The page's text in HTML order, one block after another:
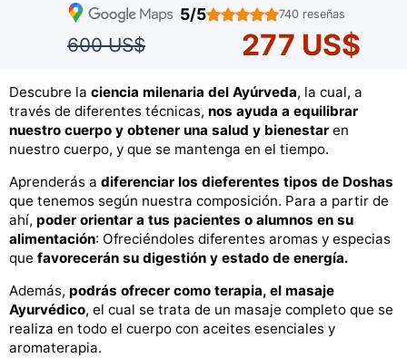
5/5 740 reseñas
600 US$ 277 US$
Descubre la ciencia milenaria del Ayúrveda, la cual, a
través de diferentes técnicas, nos ayuda a equilibrar
nuestro cuerpo y obtener una salud y bienestar en
nuestro cuerpo, y que se mantenga en el tiempo.
Aprenderás a diferenciar los dieferentes tipos de Doshas
que tenemos según nuestra composición. Para a partir de
ahí, poder orientar a tus pacientes o alumnos en su
alimentación: Ofreciéndoles diferentes aromas y especias
que favorecerán su digestión y estado de energía.
Además, podrás ofrecer como terapia, el masaje
Ayurvédico, el cual se trata de un masaje completo que se
realiza en todo el cuerpo con aceites esenciales y
aromaterapia.